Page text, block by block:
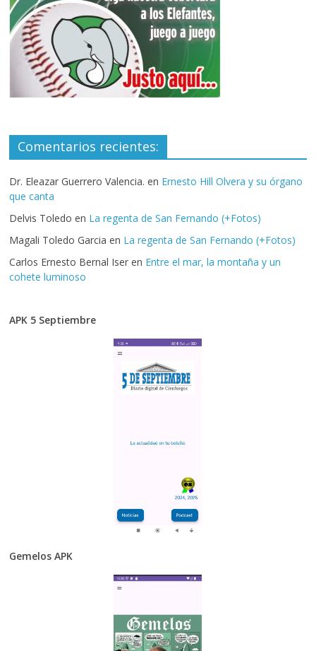
Comentarios recientes:
Dr. Eleazar Guerrero Valencia. en Ernesto Hill Olvera y su órgano
que canta
Delvis Toledo en La regenta de San Fernando (+Fotos)
Magali Toledo Garcia en La regenta de San Fernando (+Fotos)
Carlos Ernesto Bernal Iser en Entre el mar, la montaña y un
cohete luminoso
APK 5 Septiembre
Gemelos APK